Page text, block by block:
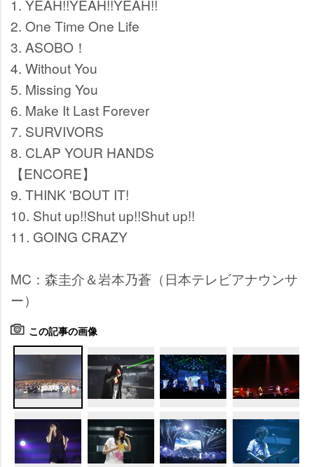
1. YEAH!!YEAH!!YEAH!!
2. One Time One Life
3. ASOBO！
4. Without You
5. Missing You
6. Make It Last Forever
7. SURVIVORS
8. CLAP YOUR HANDS
【ENCORE】
9. THINK 'BOUT IT!
10. Shut up!!Shut up!!Shut up!!
11. GOING CRAZY
MC：森圭介＆岩本乃蒼（日本テレビアナウンサ
ー）
この記事の画像